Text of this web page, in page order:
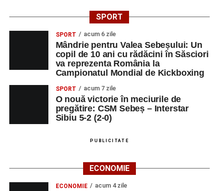
SPORT
SPORT acum 6 zile
Mândrie pentru Valea Sebeșului: Un
copil de 10 ani cu rădăcini în Săsciori
va reprezenta România la
Campionatul Mondial de Kickboxing
SPORT acum 7 zile
O nouă victorie în meciurile de
pregătire: CSM Sebeș – Interstar
Sibiu 5-2 (2-0)
PUBLICITATE
ECONOMIE
ECONOMIE acum 4 zile